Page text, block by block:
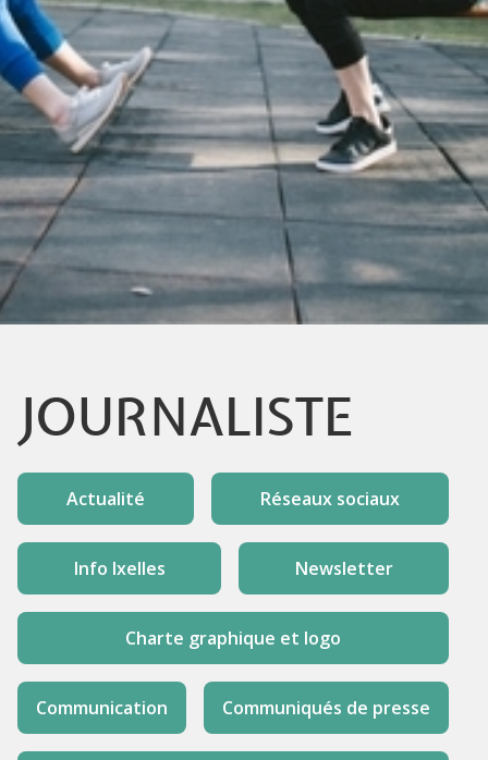
JOURNALISTE
Actualité Réseaux sociaux
Info Ixelles Newsletter
Charte graphique et logo
Communication Communiqués de presse